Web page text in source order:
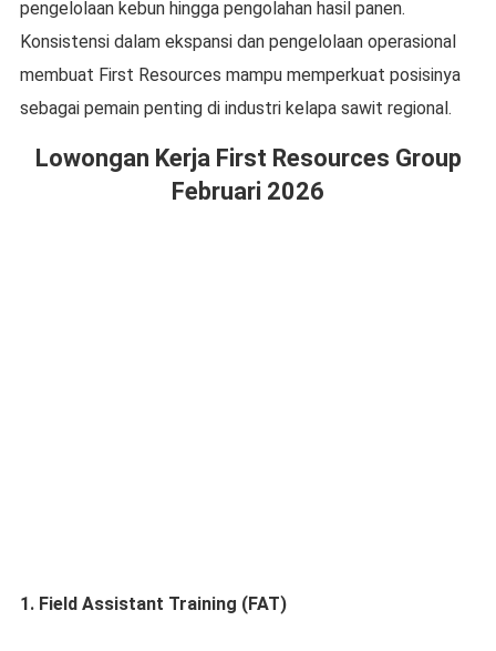
pengelolaan kebun hingga pengolahan hasil panen.
Konsistensi dalam ekspansi dan pengelolaan operasional
membuat First Resources mampu memperkuat posisinya
sebagai pemain penting di industri kelapa sawit regional.
Lowongan Kerja First Resources Group
Februari 2026
1. Field Assistant Training (FAT)